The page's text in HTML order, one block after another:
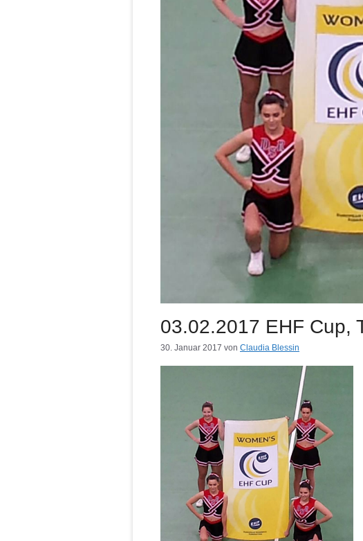
03.02.2017 EHF Cup,
30. Januar 2017 von Claudia Blessin